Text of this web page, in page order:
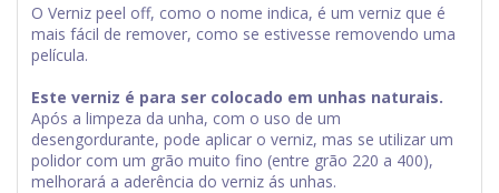
O Verniz peel off, como o nome indica, é um verniz que é
mais fácil de remover, como se estivesse removendo uma
película.
Este verniz é para ser colocado em unhas naturais.
Após a limpeza da unha, com o uso de um
desengordurante, pode aplicar o verniz, mas se utilizar um
polidor com um grão muito fino (entre grão 220 a 400),
melhorará a aderência do verniz ás unhas.